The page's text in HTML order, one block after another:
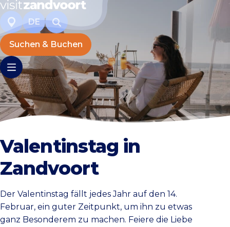
DE
Suchen & Buchen
Valentinstag in
Zandvoort
Der Valentinstag fällt jedes Jahr auf den 14.
Februar, ein guter Zeitpunkt, um ihn zu etwas
ganz Besonderem zu machen. Feiere die Liebe